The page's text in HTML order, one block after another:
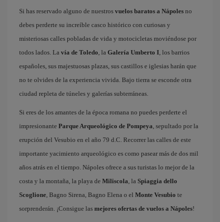
Si has reservado alguno de nuestros vuelos baratos a Nápoles no
debes perderte su increíble casco histórico con curiosas y
misteriosas calles pobladas de vida y motocicletas moviéndose por
todos lados. La vía de Toledo, la Galería Umberto I, los barrios
españoles, sus majestuosas plazas, sus castillos e iglesias harán que
no te olvides de la experiencia vivida. Bajo tierra se esconde otra
ciudad repleta de túneles y galerías subterráneas.
Si eres de los amantes de la época romana no puedes perderte el
impresionante Parque Arqueológico de Pompeya, sepultado por la
erupción del Vesubio en el año 79 d.C. Recorrer las calles de este
importante yacimiento arqueológico es como pasear más de dos mil
años atrás en el tiempo. Nápoles ofrece a sus turistas lo mejor de la
costa y la montaña, la playa de Miliscola, la Spiaggia dello
Scoglione, Bagno Sirena, Bagno Elena o el Monte Vesubio te
sorprenderán. ¡Consigue las mejores ofertas de vuelos a Nápoles!